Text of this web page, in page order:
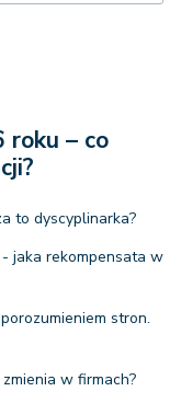
roku – co
to dyscyplinarka?
jaka rekompensata w
stron.
w firmach?